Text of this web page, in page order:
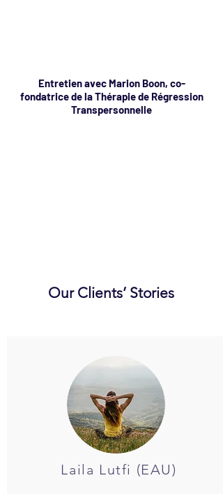
Entretien avec Marion Boon, co-
fondatrice de la Thérapie de Régression
Transpersonnelle
Our Clients’ Stories
Laila Lutfi (EAU)